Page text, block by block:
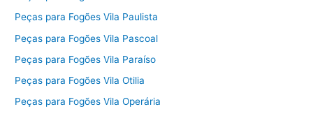
Peças para Fogões Vila Paulista
Peças para Fogões Vila Pascoal
Peças para Fogões Vila Paraíso
Peças para Fogões Vila Otilia
Peças para Fogões Vila Operária